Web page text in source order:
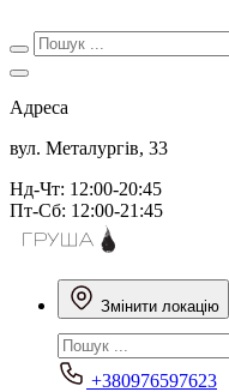
Адреса
вул. Металургів, 33
Нд-Чт: 12:00-20:45
Пт-Сб: 12:00-21:45
Змінити локацію
+380976597623